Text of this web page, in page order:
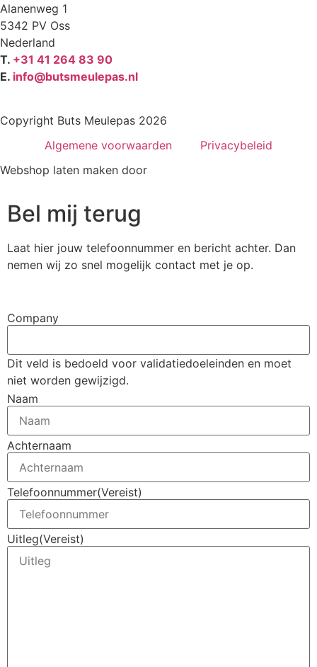
Alanenweg 1
5342 PV Oss
Nederland
T. +31 41 264 83 90
E. info@butsmeulepas.nl
Copyright Buts Meulepas 2026
Algemene voorwaarden
Privacybeleid
Webshop laten maken door
Bel mij terug
Laat hier jouw telefoonnummer en bericht achter. Dan
nemen wij zo snel mogelijk contact met je op.
Company
Dit veld is bedoeld voor validatiedoeleinden en moet
niet worden gewijzigd.
Naam
Achternaam
Telefoonnummer(Vereist)
Uitleg(Vereist)